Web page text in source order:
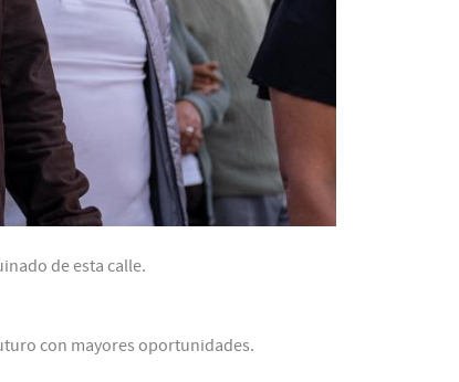
de esta calle.
con mayores oportunidades.